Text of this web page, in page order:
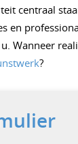
centraal
en
Wanneer
?